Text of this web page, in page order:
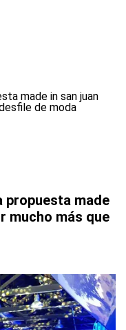
propuesta made
mucho más que